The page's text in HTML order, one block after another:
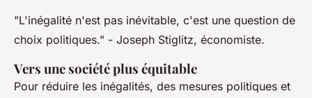
"L'inégalité n'est pas inévitable, c'est une question de
choix politiques." - Joseph Stiglitz, économiste.
Vers une société plus équitable
Pour réduire les inégalités, des mesures politiques et